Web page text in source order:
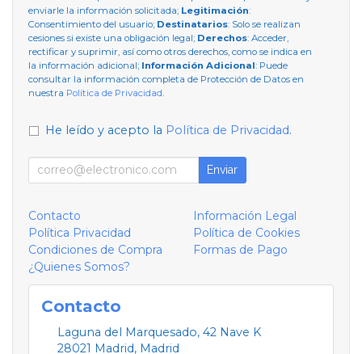
enviarle la información solicitada; Legitimación:
Consentimiento del usuario; Destinatarios: Solo se realizan
cesiones si existe una obligación legal; Derechos: Acceder,
rectificar y suprimir, así como otros derechos, como se indica en
la información adicional; Información Adicional: Puede
consultar la información completa de Protección de Datos en
nuestra Política de Privacidad
He leído y acepto la Política de Privacidad.
Enviar
Contacto
Información Legal
Política Privacidad
Política de Cookies
Condiciones de Compra
Formas de Pago
¿Quienes Somos?
Contacto
Laguna del Marquesado, 42 Nave K
28021 Madrid, Madrid